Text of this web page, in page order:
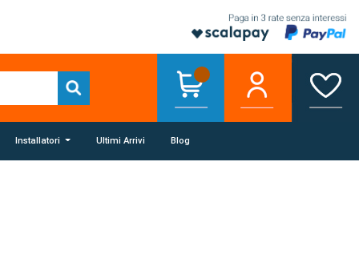
Installatori Ultimi Arrivi Blog